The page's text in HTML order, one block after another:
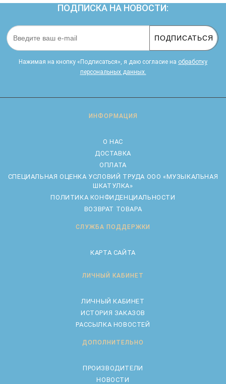
ПОДПИСКА НА НОВОСТИ:
ПОДПИСАТЬСЯ
Нажимая на кнопку «Подписаться», я даю cогласие на обработку
персональных данных.
ИНФОРМАЦИЯ
О НАС
ДОСТАВКА
ОПЛАТА
CПЕЦИАЛЬНАЯ ОЦЕНКА УСЛОВИЙ ТРУДА ООО «МУЗЫКАЛЬНАЯ
ШКАТУЛКА»
ПОЛИТИКА КОНФИДЕНЦИАЛЬНОСТИ
ВОЗВРАТ ТОВАРА
СЛУЖБА ПОДДЕРЖКИ
КАРТА САЙТА
ЛИЧНЫЙ КАБИНЕТ
ЛИЧНЫЙ КАБИНЕТ
ИСТОРИЯ ЗАКАЗОВ
РАССЫЛКА НОВОСТЕЙ
ДОПОЛНИТЕЛЬНО
ПРОИЗВОДИТЕЛИ
НОВОСТИ